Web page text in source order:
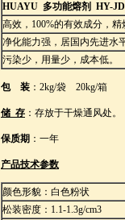
HUAYU 多功能熔剂 HY-
高效，100%的有效成分，
净化能力强，居国内先进水
污染少，用量少，成本低。
包 装 ：2kg/袋 20kg/箱
储 存 ：存放于干燥通风处。
保质期 ：一年
产品技术参数
颜色形貌：白色粉状
松装密度：1.1-1.3g/cm3